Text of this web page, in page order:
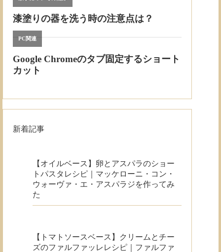
新着記事
【オイルベース】卵とアスパラのショー
トパスタレシピ｜マッケローニ・コン・
ウォーヴァ・エ・アスパラジを作ってみ
た
【トマトソースベース】クリームとチー
ズのファルファッレレシピ｜ファルファ